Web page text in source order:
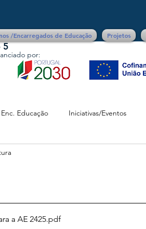
/Encarregados de Educação Projetos
por:
5
Educação Iniciativas/Eventos
a AE 2425.pdf